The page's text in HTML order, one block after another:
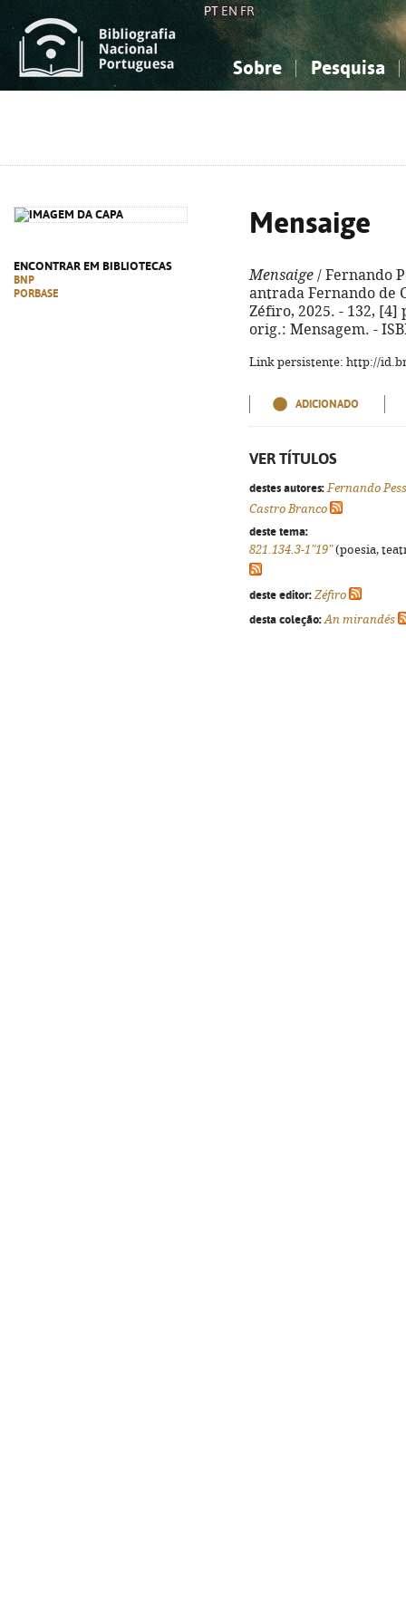
PT EN FR
Sobre Pesquisa
ENCONTRAR EM BIBLIOTECAS
BNP
PORBASE
Mensaige
Mensaige / Fernando
antrada Fernando de
Zéfiro, 2025. - 132, [4]
orig.: Mensagem. -
Link persistente: http://
ADICIONADO
VER TÍTULOS
destes autores: Fernando
Castro Branco
deste tema:
821.134.3-1"19"(poesia,
deste editor: Zéfiro
desta coleção: An mirandés